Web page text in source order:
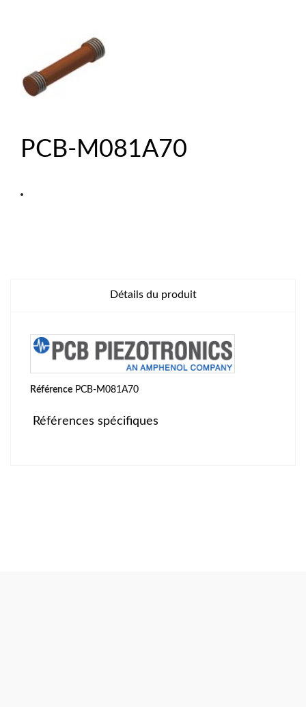
PCB-M081A70
Détails du produit
Référence PCB-M081A70
Références spécifiques